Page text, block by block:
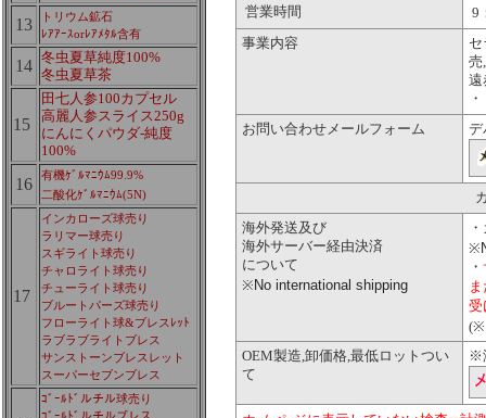
13
トリウム鉱石
ﾚｱｱｰｽorﾚｱﾒﾀﾙ含有
14 冬虫夏草純度100%
冬虫夏草茶
15
田七人参100カプセル
高麗人参スライス250g
にんにくパウダ-純度
100%
16
有機ｹﾞﾙﾏﾆｳﾑ99.9%
二酸化ｹﾞﾙﾏﾆｳﾑ(5N)
17
インカローズ球売り
ラリマー球売り
スギライト球売り
チャロライト球売り
チューライト球売り
ブルートパーズ球売り
フローライト球&ブレスﾚｯﾄ
ラブラブライトブレス
サンストーンブレスレット
スーパーセブンブレス
ｺﾞｰﾙﾄﾞルチル球売り
営業時間
9
事業内容
売
遠
お問い合わせメールフォーム
デ
海外発送及び
海外サーバー経由決済
について
※ No international shipping
※
・
受
(※
OEM製造,卸価格,最低ロットつい
て
※